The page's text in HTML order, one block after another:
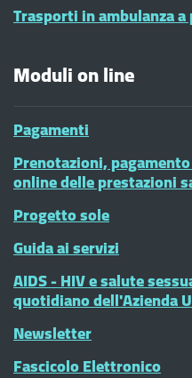
Trasporti in ambulanza
Moduli on line
Pagamenti
Prenotazioni,
online delle prestazioni
Progetto sole
Guida ai servizi
AIDS - HIV e salute
quotidiano dell'Azienda
Newsletter
Fascicolo Elettronico